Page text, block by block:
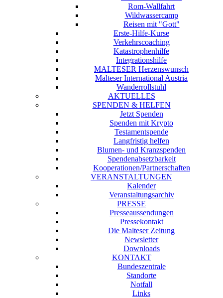
Rom-Wallfahrt
Wildwassercamp
Reisen mit "Gott"
Erste-Hilfe-Kurse
Verkehrscoaching
Katastrophenhilfe
Integrationshilfe
MALTESER Herzenswunsch
Malteser International Austria
Wanderrollstuhl
AKTUELLES
SPENDEN & HELFEN
Jetzt Spenden
Spenden mit Krypto
Testamentspende
Langfristig helfen
Blumen- und Kranzspenden
Spendenabsetzbarkeit
Kooperationen/Partnerschaften
VERANSTALTUNGEN
Kalender
Veranstaltungsarchiv
PRESSE
Presseaussendungen
Pressekontakt
Die Malteser Zeitung
Newsletter
Downloads
KONTAKT
Bundeszentrale
Standorte
Notfall
Links